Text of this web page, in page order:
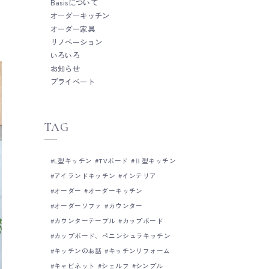
Basisについて
オーダーキッチン
オーダー家具
リノベーション
いろいろ
お知らせ
プライベート
TAG
L型キッチン TVボード
Ⅱ型キッチン
アイランドキッチン
インテリア
オーダー
オーダーキッチン
オーダーソファ
カウンター
カウンターテーブル
カップボード
カップボード、ペニンシュラキッチン
キッチンのお話
キッチンリフォーム
キャビネット
シェルフ シンプル